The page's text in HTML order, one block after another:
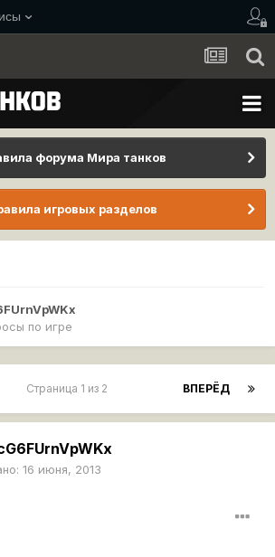
форума Мира танков
игровых разделов
по игре
ВПЕРЁД
Страница 1 из 2
16 июня, 2013